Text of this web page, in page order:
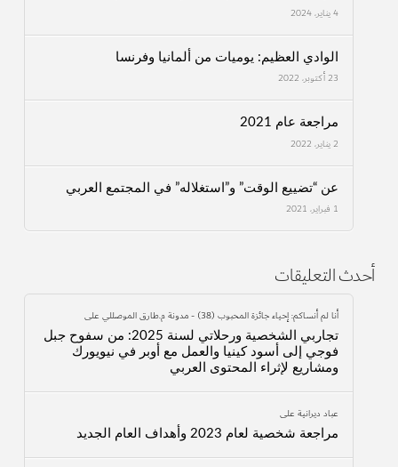
4 يناير، 2024
الوادي العظيم: يوميات من ألمانيا وفرنسا
23 أكتوبر، 2022
مراجعة عام 2021
2 يناير، 2022
عن “تضييع الوقت” و”استغلاله” في المجتمع العربي
1 فبراير، 2021
أحدث التعليقات
أنا لم أنساكم: إحياء جائزة المحبوب (38) - مدونة م.طارق الموصللي على
تجاربي الشخصية ورحلاتي لسنة 2025: من سفوح جبل
فوجي إلى أسود كينيا والعمل مع أوبر في نيويورك
ومشاريع لإثراء المحتوى العربي
عباد ديرانيةعلى
مراجعة شخصية لعام 2023 وأهداف العام الجديد